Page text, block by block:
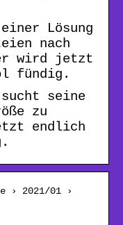
Lösung
nach
wird jetzt
fündig.
seine
zu
endlich
› 2021/01 ›